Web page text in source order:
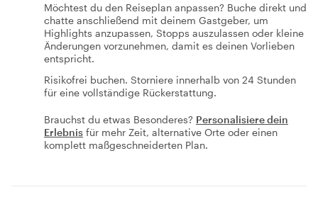
Möchtest du den Reiseplan anpassen? Buche direkt und
chatte anschließend mit deinem Gastgeber, um
Highlights anzupassen, Stopps auszulassen oder kleine
Änderungen vorzunehmen, damit es deinen Vorlieben
entspricht.
Risikofrei buchen. Storniere innerhalb von 24 Stunden
für eine vollständige Rückerstattung.
Brauchst du etwas Besonderes? Personalisiere dein
Erlebnis für mehr Zeit, alternative Orte oder einen
komplett maßgeschneiderten Plan.